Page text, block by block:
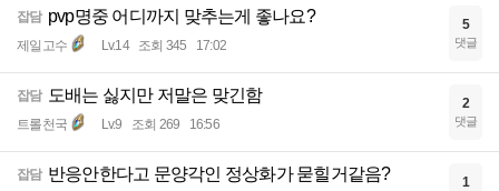
잡담 pvp명중 어디까지 맞추는게 좋나요?
제일고수 Lv.14 조회 345 17:02
5
댓글
잡담 도배는 싫지만 저말은 맞긴함
트롤천국 Lv.9 조회 269 16:56
2
댓글
잡담 반응안한다고 문양각인 정상화가 묻힐거같음? 1